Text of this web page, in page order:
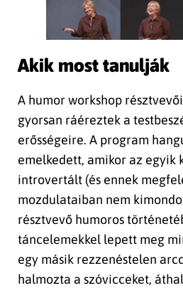
Akik most tanulják
A humor workshop
gyorsan ráéreztek a
erősségeire. A program
emelkedett, amikor az egyik
introvertált (és ennek
mozdulataiban nem
résztvevő humoros
táncelemekkel lepett meg
egy másik rezzenéstelen
halmozta a szóvicceket,